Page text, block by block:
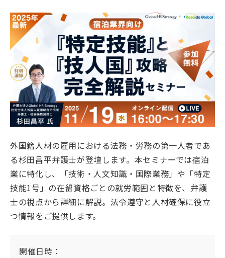
外国籍人材の雇用における法務・労務の第一人者であ
る杉田昌平弁護士が登壇します。本セミナーでは宿泊
業に特化し、「技術・人文知識・国際業務」や「特定
技能1号」の在留資格ごとの就労範囲と特徴を、弁護
士の視点から詳細に解説。法令遵守と人材確保に役立
つ情報をご提供します。
開催日時：